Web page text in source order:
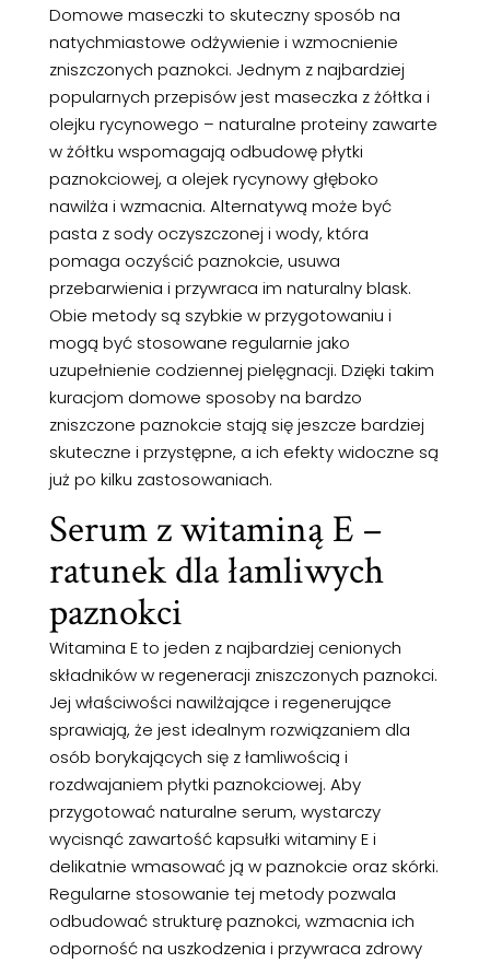
Domowe maseczki to skuteczny sposób na
natychmiastowe odżywienie i wzmocnienie
zniszczonych paznokci. Jednym z najbardziej
popularnych przepisów jest maseczka z żółtka i
olejku rycynowego – naturalne proteiny zawarte
w żółtku wspomagają odbudowę płytki
paznokciowej, a olejek rycynowy głęboko
nawilża i wzmacnia. Alternatywą może być
pasta z sody oczyszczonej i wody, która
pomaga oczyścić paznokcie, usuwa
przebarwienia i przywraca im naturalny blask.
Obie metody są szybkie w przygotowaniu i
mogą być stosowane regularnie jako
uzupełnienie codziennej pielęgnacji. Dzięki takim
kuracjom domowe sposoby na bardzo
zniszczone paznokcie stają się jeszcze bardziej
skuteczne i przystępne, a ich efekty widoczne są
już po kilku zastosowaniach.
Serum z witaminą E –
ratunek dla łamliwych
paznokci
Witamina E to jeden z najbardziej cenionych
składników w regeneracji zniszczonych paznokci.
Jej właściwości nawilżające i regenerujące
sprawiają, że jest idealnym rozwiązaniem dla
osób borykających się z łamliwością i
rozdwajaniem płytki paznokciowej. Aby
przygotować naturalne serum, wystarczy
wycisnąć zawartość kapsułki witaminy E i
delikatnie wmasować ją w paznokcie oraz skórki.
Regularne stosowanie tej metody pozwala
odbudować strukturę paznokci, wzmacnia ich
odporność na uszkodzenia i przywraca zdrowy